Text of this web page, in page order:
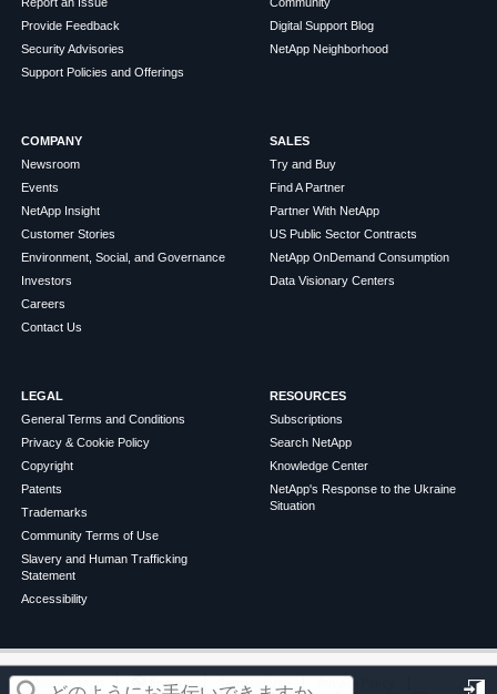
この記事は役に立ちましたか？
Provide Feedback
Security Advisories
Support Policies and Offerings
Digital Support Blog
NetApp Neighborhood
COMPANY
Newsroom
Events
NetApp Insight
Customer Stories
Environment, Social, and Governance
Investors
Careers
Contact Us
SALES
Try and Buy
Find A Partner
Partner With NetApp
US Public Sector Contracts
NetApp OnDemand Consumption
Data Visionary Centers
LEGAL
General Terms and Conditions
Privacy & Cookie Policy
Copyright
Patents
Trademarks
Community Terms of Use
Slavery and Human Trafficking
Statement
Accessibility
RESOURCES
Subscriptions
Search NetApp
Knowledge Center
NetApp's Response to the Ukraine
Situation
©2026 NetApp English Terms of Use
Privacy Policy